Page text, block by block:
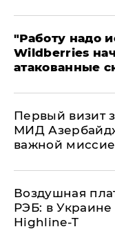
"Работу надо
Wildberries
атакованные
Первый визит
МИД
важной
Воздушная
РЭБ: в
Highline-T